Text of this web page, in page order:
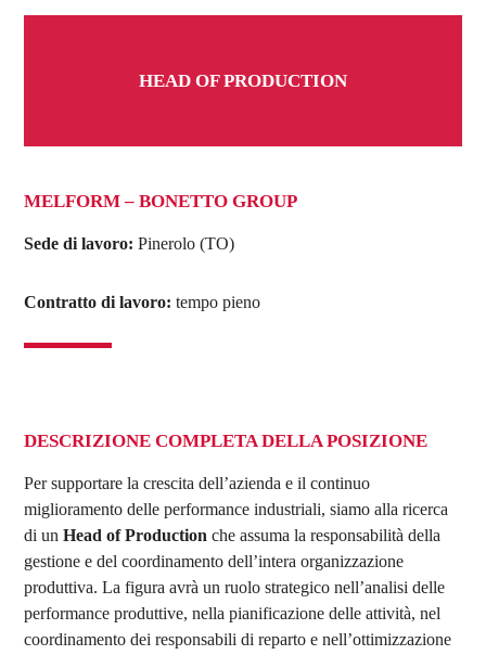
HEAD OF PRODUCTION
MELFORM – BONETTO GROUP
Sede di lavoro: Pinerolo (TO)
Contratto di lavoro: tempo pieno
DESCRIZIONE COMPLETA DELLA POSIZIONE
Per supportare la crescita dell’azienda e il continuo
miglioramento delle performance industriali, siamo alla ricerca
di unHead of Production che assuma la responsabilità della
gestione e del coordinamento dell’intera organizzazione
produttiva. La figura avrà un ruolo strategico nell’analisi delle
performance produttive, nella pianificazione delle attività, nel
coordinamento dei responsabili di reparto e nell’ottimizzazione